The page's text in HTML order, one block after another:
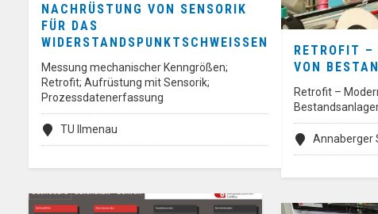
RETROFIT –
VON
Retrofit –
Annaberger
NACHRÜSTUNG VON SENSORIK
FÜR DAS
WIDERSTANDSPUNKTSCHWEISSEN
Messung mechanischer Kenngrößen;
Retrofit; Aufrüstung mit Sensorik;
Prozessdatenerfassung
TU Ilmenau